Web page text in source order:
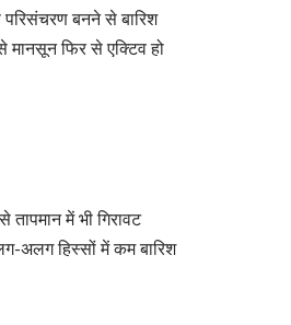
परिसंचरण बनने से बारिश
मानसून फिर से एक्टिव हो
में भी गिरावट
अलग हिस्सों में कम बारिश